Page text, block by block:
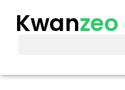
Kwanzeo